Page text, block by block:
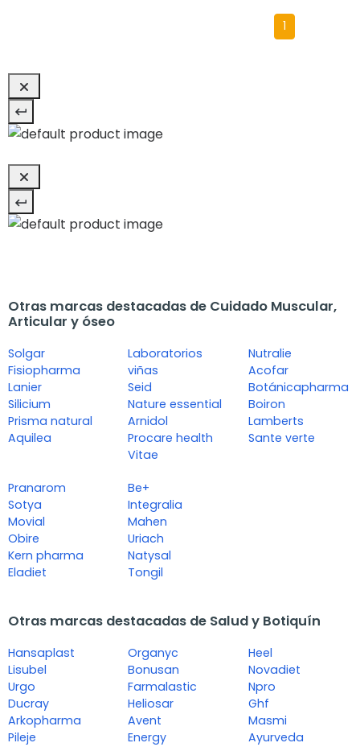
1
Otras marcas destacadas de Cuidado Muscular,
Articular y óseo
Solgar
Fisiopharma
Lanier
Silicium
Prisma natural
Aquilea
Laboratorios
viñas
Seid
Nature essential
Arnidol
Procare health
Vitae
Nutralie
Acofar
Botánicapharma
Boiron
Lamberts
Sante verte
Pranarom
Sotya
Movial
Obire
Kern pharma
Eladiet
Be+
Integralia
Mahen
Uriach
Natysal
Tongil
Otras marcas destacadas de Salud y Botiquín
Hansaplast
Lisubel
Urgo
Ducray
Arkopharma
Pileje
Organyc
Bonusan
Farmalastic
Heliosar
Avent
Energy
Heel
Novadiet
Npro
Ghf
Masmi
Ayurveda